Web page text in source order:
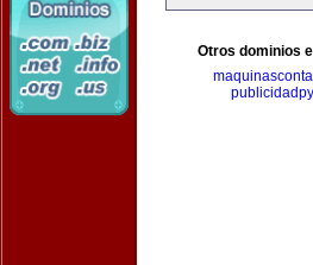
Otros dominios